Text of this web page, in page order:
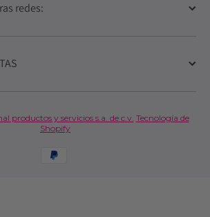
redes:
productos y servicios s.a. de c.v. Tecnología de
Shopify